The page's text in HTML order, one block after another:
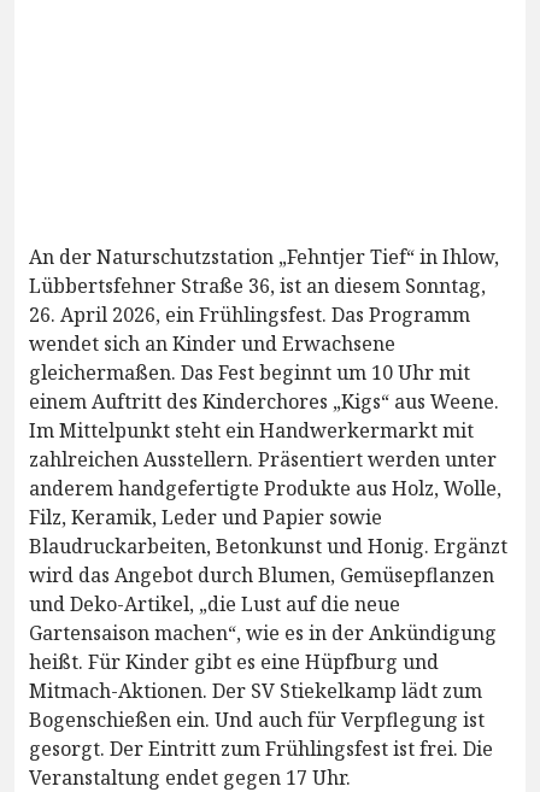
An der Naturschutzstation „Fehntjer Tief“ in Ihlow,
Lübbertsfehner Straße 36, ist an diesem Sonntag,
26. April 2026, ein Frühlingsfest. Das Programm
wendet sich an Kinder und Erwachsene
gleichermaßen. Das Fest beginnt um 10 Uhr mit
einem Auftritt des Kinderchores „Kigs“ aus Weene.
Im Mittelpunkt steht ein Handwerkermarkt mit
zahlreichen Ausstellern. Präsentiert werden unter
anderem handgefertigte Produkte aus Holz, Wolle,
Filz, Keramik, Leder und Papier sowie
Blaudruckarbeiten, Betonkunst und Honig. Ergänzt
wird das Angebot durch Blumen, Gemüsepflanzen
und Deko-Artikel, „die Lust auf die neue
Gartensaison machen“, wie es in der Ankündigung
heißt. Für Kinder gibt es eine Hüpfburg und
Mitmach-Aktionen. Der SV Stiekelkamp lädt zum
Bogenschießen ein. Und auch für Verpflegung ist
gesorgt. Der Eintritt zum Frühlingsfest ist frei. Die
Veranstaltung endet gegen 17 Uhr.